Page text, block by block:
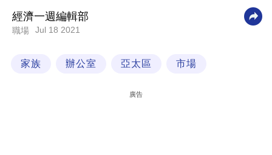
業
科
經濟一週編輯部
職場 Jul 18 2021
家族 辦公室 亞太區 市場
廣告